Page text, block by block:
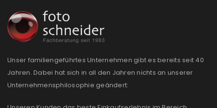
Unser familiengeführtes Unternehmen gibt es bereits seit 40
Jahren. Dabei hat sich in all den Jahren nichts an unserer
Unternehmensphilosophie geändert: